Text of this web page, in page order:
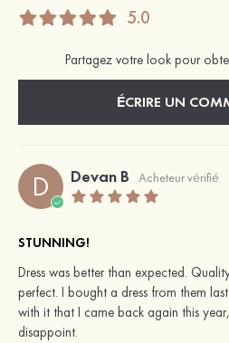
5.0
Partagez votre look pour
ÉCRIRE UN
D Devan B Acheteur vérifié
STUNNING!
Dress was better than expected.
perfect. I bought a dress from them
with it that I came back again this
disappoint.